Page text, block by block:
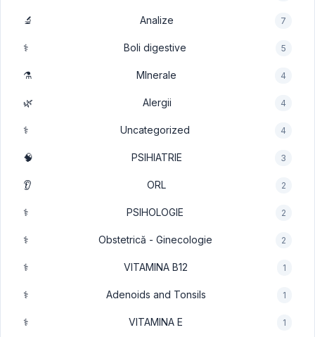
🔬 Analize 7
⚕️ Boli digestive 5
⚗️ MInerale 4
🌿 Alergii 4
⚕️ Uncategorized 4
🧠 PSIHIATRIE 3
👂 ORL 2
⚕️ PSIHOLOGIE 2
⚕️ Obstetrică - Ginecologie 2
⚕️ VITAMINA B12 1
⚕️ Adenoids and Tonsils 1
⚕️ VITAMINA E 1